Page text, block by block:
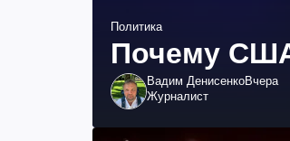
Политика
Почему
Вадим ДенисенкоВчера
Журналист